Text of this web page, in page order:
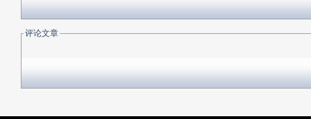
评论文章